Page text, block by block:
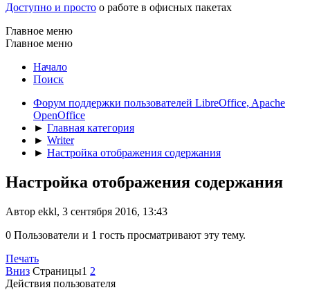
Доступно и просто о работе в офисных пакетах
Главное меню
Главное меню
Начало
Поиск
Форум поддержки пользователей LibreOffice, Apache
OpenOffice
► Главная категория
► Writer
► Настройка отображения содержания
Настройка отображения содержания
Автор ekkl, 3 сентября 2016, 13:43
0 Пользователи и 1 гость просматривают эту тему.
Печать
Вниз Страницы1 2
Действия пользователя